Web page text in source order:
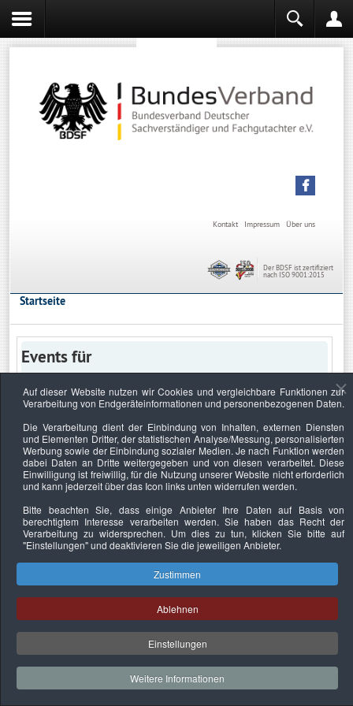
Über uns
Impressum
Kontakt
Der BDSF ist zertifiziert
nach ISO 9001:2015
Startseite
Events für
ohne Uhrzeit Erfolgreich als Sachverständiger (SS1)
:: Seminar
Datenschutzerklärung Urheberrechtsnachweise Nachhaltigkeit
Copyright © 2026. Bundesverband Deutscher
Sachverständiger und Fachgutachter e.V..
Auf dieser Website nutzen wir Cookies und vergleichbare Funktionen zur
Verarbeitung von Endgeräteinformationen und personenbezogenen Daten.
Die Verarbeitung dient der Einbindung von Inhalten, externen Diensten
und Elementen Dritter, der statistischen Analyse/Messung, personalisierten
Werbung sowie der Einbindung sozialer Medien. Je nach Funktion werden
dabei Daten an Dritte weitergegeben und von diesen verarbeitet. Diese
Einwilligung ist freiwillig, für die Nutzung unserer Website nicht erforderlich
und kann jederzeit über das Icon links unten widerrufen werden.
Bitte beachten Sie, dass einige Anbieter Ihre Daten auf Basis von
berechtigtem Interesse verarbeiten werden. Sie haben das Recht der
Verarbeitung zu widersprechen. Um dies zu tun, klicken Sie bitte auf
"Einstellungen"und deaktivieren Sie die jeweiligen Anbieter.
Zustimmen
Ablehnen
Einstellungen
Weitere Informationen